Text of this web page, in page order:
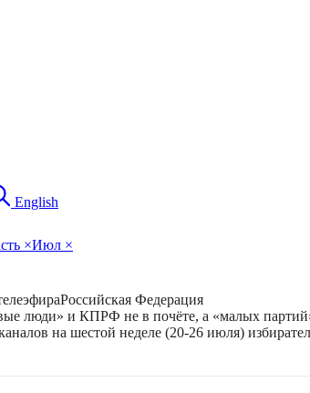
English
×Июл ×
Российская Федерация
люди» и КПРФ не в почёте, а «малых
на шестой неделе (20-26 июля)